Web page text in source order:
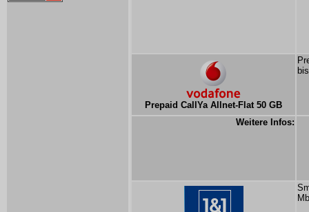
Prepaid CallYa Allnet-Flat 50 GB
Weitere Infos: